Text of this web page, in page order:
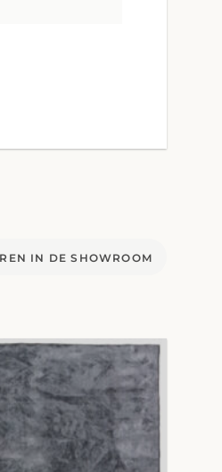
IN DE SHOWROOM